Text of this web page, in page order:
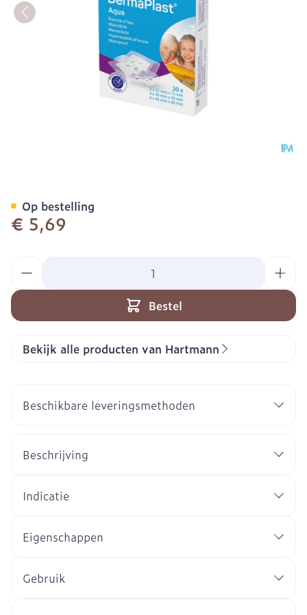
€ 5,69
Bestel
Op bestelling
Bekijk alle producten van Hartmann
Beschikbare leveringsmethoden
Beschrijving
Indicatie
Eigenschappen
Gebruik